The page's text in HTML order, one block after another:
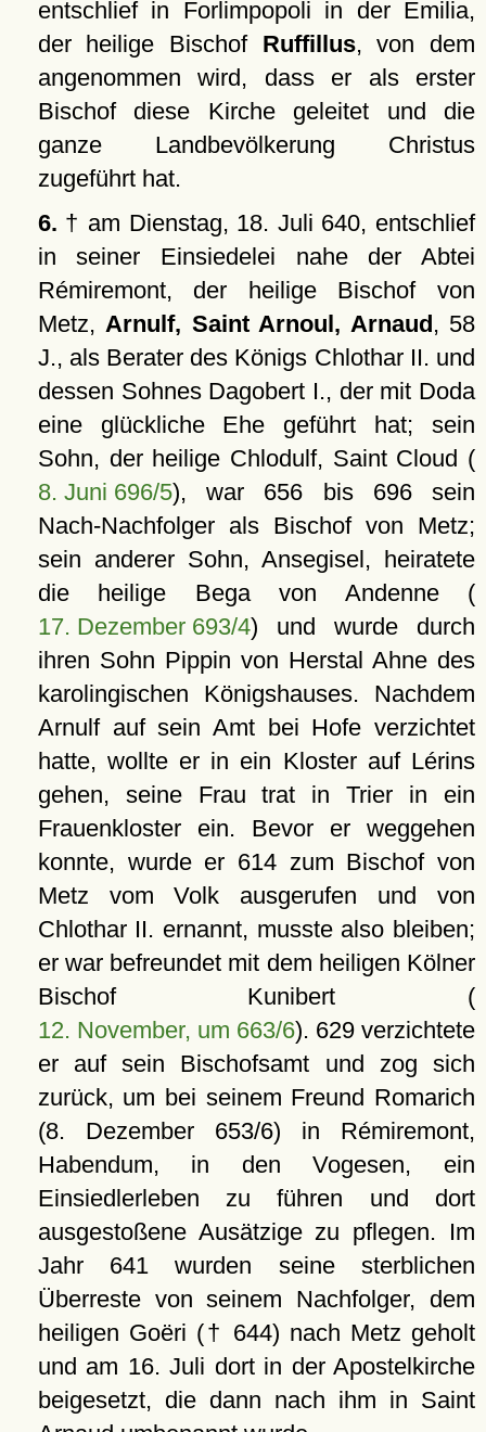
entschlief in Forlimpopoli in der Emilia,
der heilige Bischof Ruffillus, von dem
angenommen wird, dass er als erster
Bischof diese Kirche geleitet und die
ganze Landbevölkerung Christus
zugeführt hat.
6. † am Dienstag, 18. Juli 640, entschlief
in seiner Einsiedelei nahe der Abtei
Rémiremont, der heilige Bischof von
Metz,Arnulf, Saint Arnoul, Arnaud, 58
J., als Berater des Königs Chlothar II. und
dessen Sohnes Dagobert I., der mit Doda
eine glückliche Ehe geführt hat; sein
Sohn, der heilige Chlodulf, Saint Cloud (
8. Juni 696/5), war 656 bis 696 sein
Nach-Nachfolger als Bischof von Metz;
sein anderer Sohn, Ansegisel, heiratete
die heilige Bega von Andenne (
17. Dezember 693/4) und wurde durch
ihren Sohn Pippin von Herstal Ahne des
karolingischen Königshauses. Nachdem
Arnulf auf sein Amt bei Hofe verzichtet
hatte, wollte er in ein Kloster auf Lérins
gehen, seine Frau trat in Trier in ein
Frauenkloster ein. Bevor er weggehen
konnte, wurde er 614 zum Bischof von
Metz vom Volk ausgerufen und von
Chlothar II. ernannt, musste also bleiben;
er war befreundet mit dem heiligen Kölner
Bischof Kunibert (
12. November, um 663/6). 629 verzichtete
er auf sein Bischofsamt und zog sich
zurück, um bei seinem Freund Romarich
(8. Dezember 653/6) in Rémiremont,
Habendum, in den Vogesen, ein
Einsiedlerleben zu führen und dort
ausgestoßene Ausätzige zu pflegen. Im
Jahr 641 wurden seine sterblichen
Überreste von seinem Nachfolger, dem
heiligen Goëri († 644) nach Metz geholt
und am 16. Juli dort in der Apostelkirche
beigesetzt, die dann nach ihm in Saint